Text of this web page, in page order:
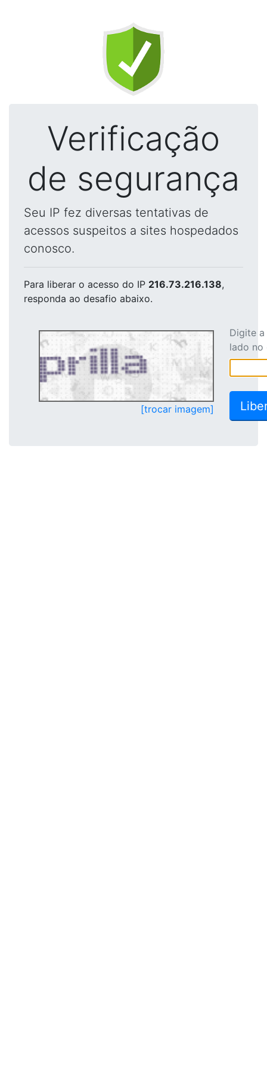
Verificação
de segurança
Seu IP fez diversas tentativas de
acessos suspeitos a sites hospedados
conosco.
Para liberar o acesso do IP 216.73.216.138,
responda ao desafio abaixo.
[trocar imagem]
Digite
lado no